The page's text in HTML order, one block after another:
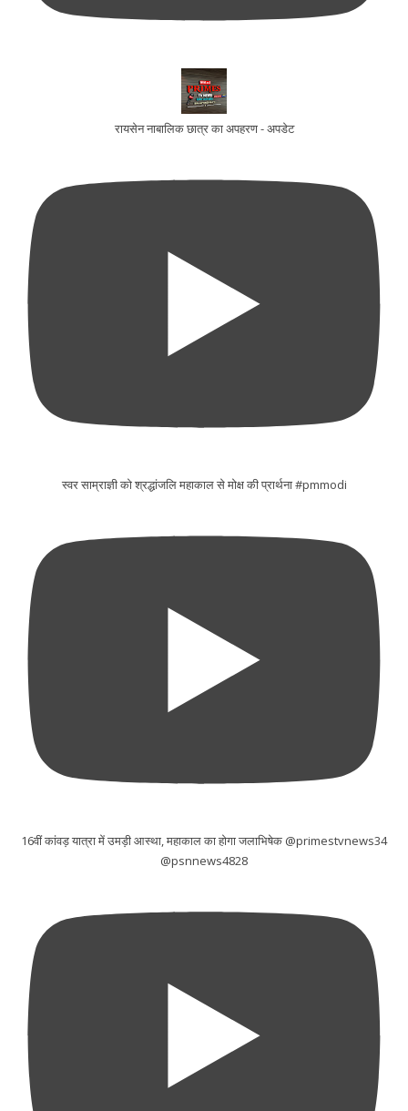
रायसेन नाबालिक छात्र का अपहरण - अपडेट
स्वर साम्राज्ञी को श्रद्धांजलि महाकाल से मोक्ष की प्रार्थना #pmmodi
16वीं कांवड़ यात्रा में उमड़ी आस्था, महाकाल का होगा जलाभिषेक @primestvnews34
@psnnews4828